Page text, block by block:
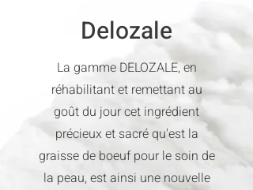
Delozale
La gamme DELOZALE, en
réhabilitant et remettant au
goût du jour cet ingrédient
précieux et sacré qu'est la
graisse de boeuf pour le soin de
la peau, est ainsi une nouvelle